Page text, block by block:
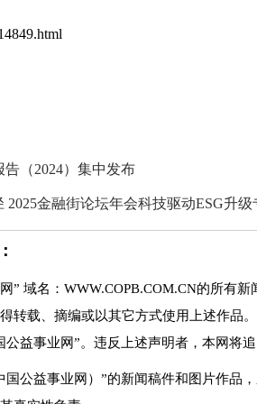
（2024）集中发布
2025金融街论坛年会科技驱动ESG升
” 域名：WWW.COPB.COM.CN的所有
转载、摘编或以其它方式使用上述作品
益事业网”。违反上述声明者，本网将追
公益事业网）”的新闻稿件和图片作品